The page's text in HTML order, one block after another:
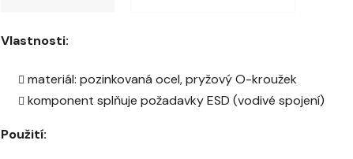
Vlastnosti:
materiál: pozinkovaná ocel, pryžový O-kroužek
komponent splňuje požadavky ESD (vodivé spojení)
Použití: